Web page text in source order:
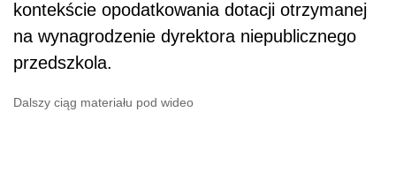
kontekście opodatkowania dotacji otrzymanej
na wynagrodzenie dyrektora niepublicznego
przedszkola.
Dalszy ciąg materiału pod wideo